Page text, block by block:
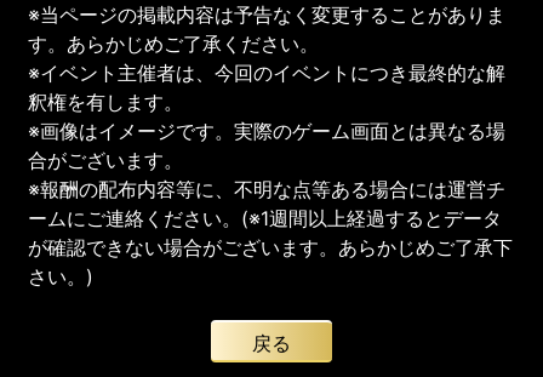
※当ページの掲載内容は予告なく変更することがありま
す。あらかじめご了承ください。
※イベント主催者は、今回のイベントにつき最終的な解
釈権を有します。
※画像はイメージです。実際のゲーム画面とは異なる場
合がございます。
※報酬の配布内容等に、不明な点等ある場合には運営チ
ームにご連絡ください。(※1週間以上経過するとデータ
が確認できない場合がございます。あらかじめご了承下
さい。)
戻る